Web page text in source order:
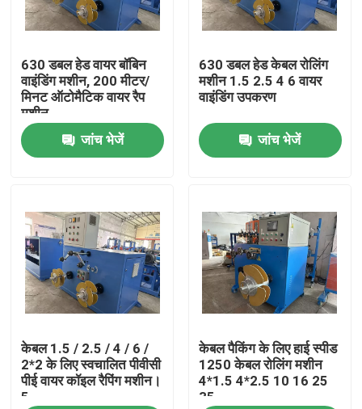
हमारे बारे में
कारखाने का दौरा
हमसे संपर्क करें
एक उद्धरण का अनुरोध करें
केबल एक्सट्रूडर मशीन
630 डबल हेड वायर बॉबिन
वाइंडिंग मशीन, 200 मीटर/
मिनट ऑटोमैटिक वायर रैप
मशीन
जांच भेजें
630 डबल हेड केबल रोलिंग
मशीन 1.5 2.5 4 6 वायर
वाइंडिंग उपकरण
जांच भेजें
केबल 1.5 / 2.5 / 4 / 6 /
2*2 के लिए स्वचालित पीवीसी
पीई वायर कॉइल रैपिंग मशीन।
5
केबल पैकिंग के लिए हाई स्पीड
1250 केबल रोलिंग मशीन
4*1.5 4*2.5 10 16 25
35